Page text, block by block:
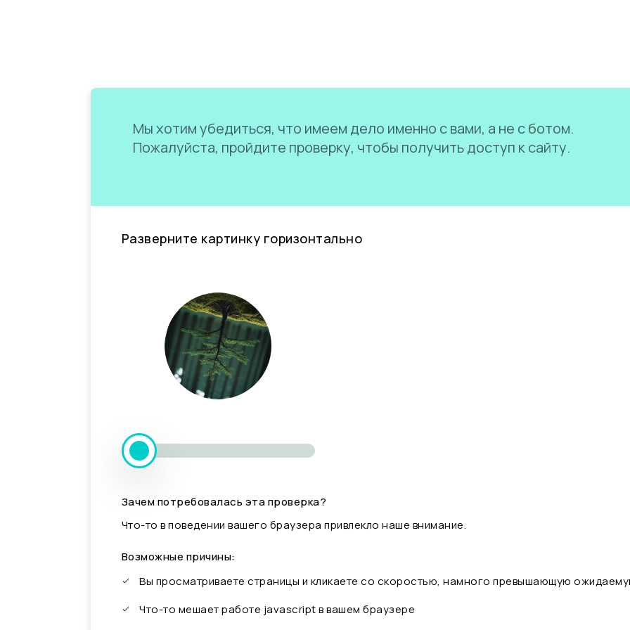
Мы хотим убедиться, что имеем дело именно с вами, а не с ботом.
Пожалуйста, пройдите проверку, чтобы получить доступ к сайту.
Разверните картинку горизонтально
Зачем потребовалась эта проверка?
Что-то в поведении вашего браузера привлекло наше внимание.
Возможные причины:
Вы просматриваете страницы и кликаете со скоростью, намного превышающую
Что-то мешает работе javascript в вашем браузере